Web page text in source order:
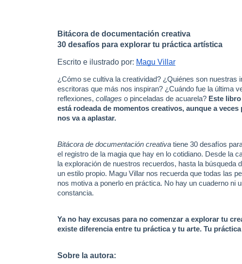
Bitácora de documentación creativa
30 desafíos para explorar tu práctica artística
Escrito e ilustrado por: Magu Villar
¿Cómo se cultiva la creatividad? ¿Quiénes son nuestras
escritoras que más nos inspiran? ¿Cuándo fue la última
reflexiones, collages o pinceladas de acuarela? Este
está rodeada de momentos creativos, aunque a
nos va a aplastar.
Bitácora de documentación creativa tiene 30 desafíos
el registro de la magia que hay en lo cotidiano. Desde la
la exploración de nuestros recuerdos, hasta la búsqueda
un estilo propio. Magu Villar nos recuerda que todas las
nos motiva a ponerlo en práctica. No hay un cuaderno ni
constancia.
Ya no hay excusas para no comenzar a explorar tu
existe diferencia entre tu práctica y tu arte. Tu
Sobre la autora: